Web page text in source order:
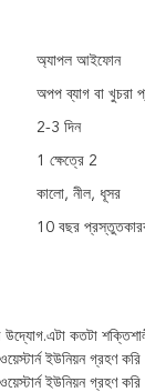
অ্যাপল আইফোন
অপপ ব্যাগ বা খুচরা
2-3 দিন
1 ক্ষেত্রে 2
কালো, নীল, ধূসর
10 বছর
কতটা
ইউনিয়ন গ্রহণ
ইউনিয়ন গ্রহণ